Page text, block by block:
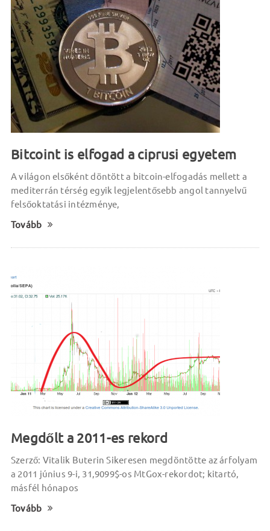
Bitcoint is elfogad a ciprusi egyetem
A világon elsőként döntött a bitcoin-elfogadás mellett a
mediterrán térség egyik legjelentősebb angol tannyelvű
felsőoktatási intézménye,
Tovább
Megdőlt a 2011-es rekord
Szerző: Vitalik Buterin Sikeresen megdöntötte az árfolyam
a 2011 június 9-i, 31,9099$-os MtGox-rekordot; kitartó,
másfél hónapos
Tovább